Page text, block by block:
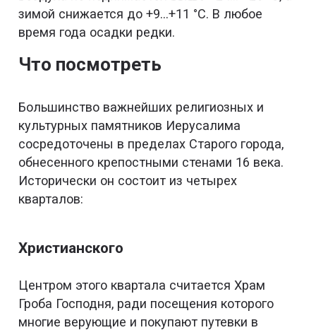
зимой снижается до +9…+11 °С. В любое
время года осадки редки.
Что посмотреть
Большинство важнейших религиозных и
культурных памятников Иерусалима
сосредоточены в пределах Старого города,
обнесенного крепостными стенами 16 века.
Исторически он состоит из четырех
кварталов:
Христианского
Центром этого квартала считается Храм
Гроба Господня, ради посещения которого
многие верующие и покупают путевки в